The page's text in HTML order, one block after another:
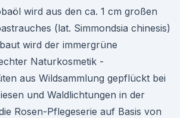
wird aus den ca. 1 cm großen
(lat. Simmondsia chinesis)
wird der immergrüne
Naturkosmetik -
aus Wildsammlung gepflückt bei
und Waldlichtungen in der
Rosen-Pflegeserie auf Basis von